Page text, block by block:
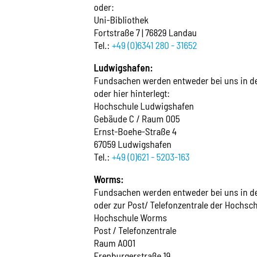
oder:
Uni-Bibliothek
Fortstraße 7 | 76829 Landau
Tel.: +49 (0)6341 280 - 31652
Ludwigshafen:
Fundsachen werden entweder bei uns in
oder hier hinterlegt:
Hochschule Ludwigshafen
Gebäude C / Raum 005
Ernst-Boehe-Straße 4
67059 Ludwigshafen
Tel.: +49 (0)621 - 5203-163
Worms:
Fundsachen werden entweder bei uns in
oder zur Post/ Telefonzentrale der
Hochschule Worms
Post / Telefonzentrale
Raum A001